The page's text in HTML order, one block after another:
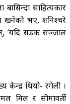
बासिन्दा साहित्यकार
खनेको भए, शनिश्चरे
‘यदि सडक सञ्जाल
केन्द्र थियो- रंगेली ।
मिल र सीमावर्ती